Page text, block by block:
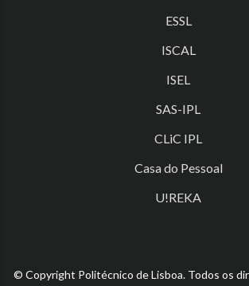
ESSL
ISCAL
ISEL
SAS-IPL
CLiC IPL
Casa do Pessoal
U!REKA
© Copyright Politécnico de Lisboa. Todos os